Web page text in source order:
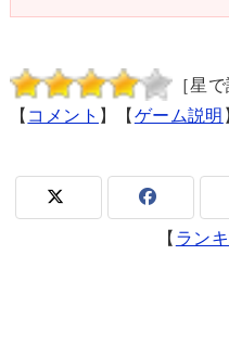
［星
【 コメント 】【 ゲーム説明
【 ラン